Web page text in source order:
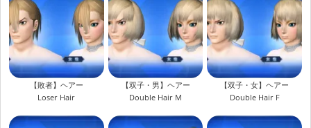
【敗者】ヘアー
Loser Hair
【双子・男】ヘアー
Double Hair M
【双子・女】ヘアー
Double Hair F